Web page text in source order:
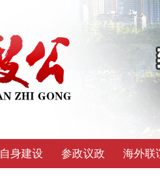
自身建设 参政议政 海外联